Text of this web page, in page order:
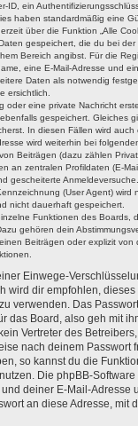
ID, ein
haben standardmäßig eine
über die Funktion „Alle
gespeichert, die du bei
Bereich angibst. Für die
eine E-Mail-Adresse und
Daten als notwendig
ersichtlich.
oder eine private Nachricht
gespeichert. Gleiches
In diesen Fällen wird auch
wird weiterhin bei
Beiträgen (dazu zählen
an zentralen Profildaten (E-
gescheiterte
(User Agent) wird
nicht dauerhaft gespeichert.
Funktionen des Boards,
gehören dein
Beiträgen oder explizit von
Einwege-
wird dir empfohlen,
verwenden. Das
das Board, also geh mit
Vertreter des
nach deinem Passwort
so kannst du die
Die phpBB-
deiner E-Mail-Adresse
an diese Adresse, mit